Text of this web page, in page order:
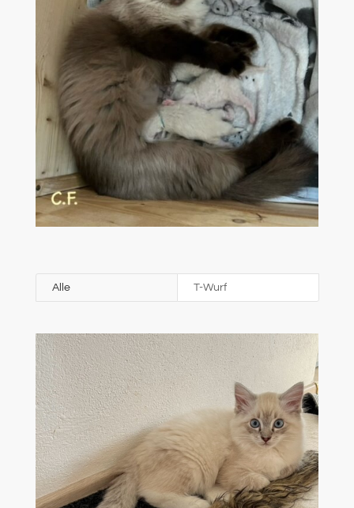
Alle T-Wurf